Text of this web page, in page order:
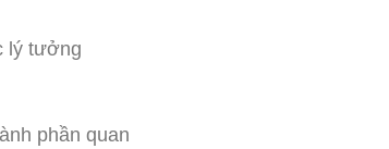
lý tưởng
phần quan